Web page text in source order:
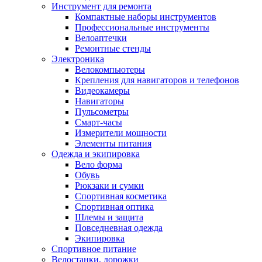
Инструмент для ремонта
Компактные наборы инструментов
Профессиональные инструменты
Велоаптечки
Ремонтные стенды
Электроника
Велокомпьютеры
Крепления для навигаторов и телефонов
Видеокамеры
Навигаторы
Пульсометры
Смарт-часы
Измерители мощности
Элементы питания
Одежда и экипировка
Вело форма
Обувь
Рюкзаки и сумки
Спортивная косметика
Спортивная оптика
Шлемы и защита
Повседневная одежда
Экипировка
Спортивное питание
Велостанки, дорожки